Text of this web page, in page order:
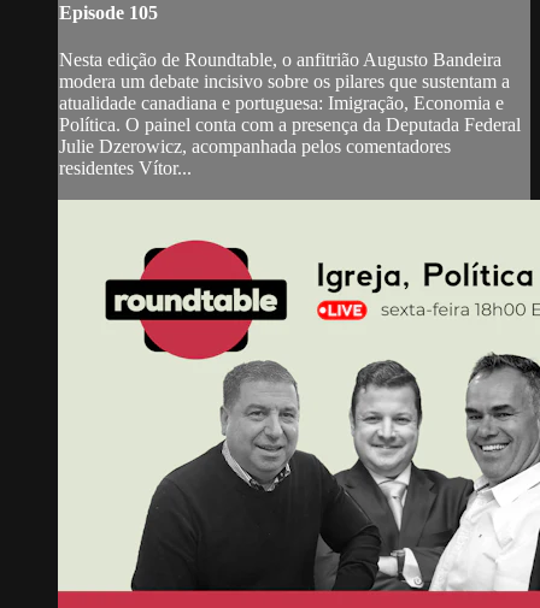
Episode 105
Nesta edição de Roundtable, o anfitrião Augusto Bandeira
modera um debate incisivo sobre os pilares que sustentam a
atualidade canadiana e portuguesa: Imigração, Economia e
Política. O painel conta com a presença da Deputada Federal
Julie Dzerowicz, acompanhada pelos comentadores
residentes Vítor...